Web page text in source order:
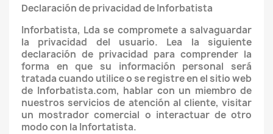
Declaración de privacidad de Inforbatista
Inforbatista, Lda se compromete a salvaguardar
la privacidad del usuario. Lea la siguiente
declaración de privacidad para comprender la
forma en que su información personal será
tratada cuando utilice o se registre en el sitio web
de Inforbatista.com, hablar con un miembro de
nuestros servicios de atención al cliente, visitar
un mostrador comercial o interactuar de otro
modo con la Infortatista.